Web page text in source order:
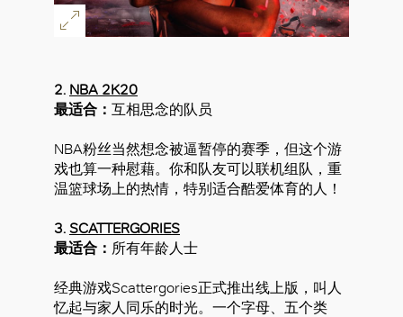
2. NBA 2K20
最适合： 互相思念的队员
NBA粉丝当然想念被逼暂停的赛季，但这个游
戏也算一种慰藉。你和队友可以联机组队，重
温篮球场上的热情，特别适合酷爱体育的人！
3. SCATTERGORIES
最适合： 所有年龄人士
经典游戏Scattergories正式推出线上版，叫人
忆起与家人同乐的时光。一个字母、五个类